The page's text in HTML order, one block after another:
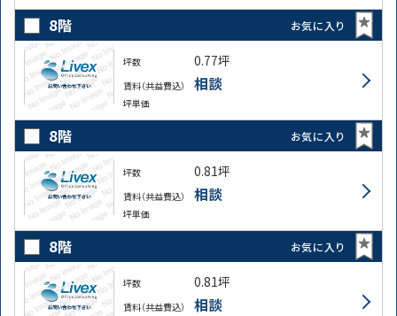
8階 お気に入り
坪数 0.77坪
賃料（共益費込） 相談
坪単価
8階 お気に入り
坪数 0.81坪
賃料（共益費込） 相談
坪単価
8階 お気に入り
坪数 0.81坪
賃料（共益費込） 相談